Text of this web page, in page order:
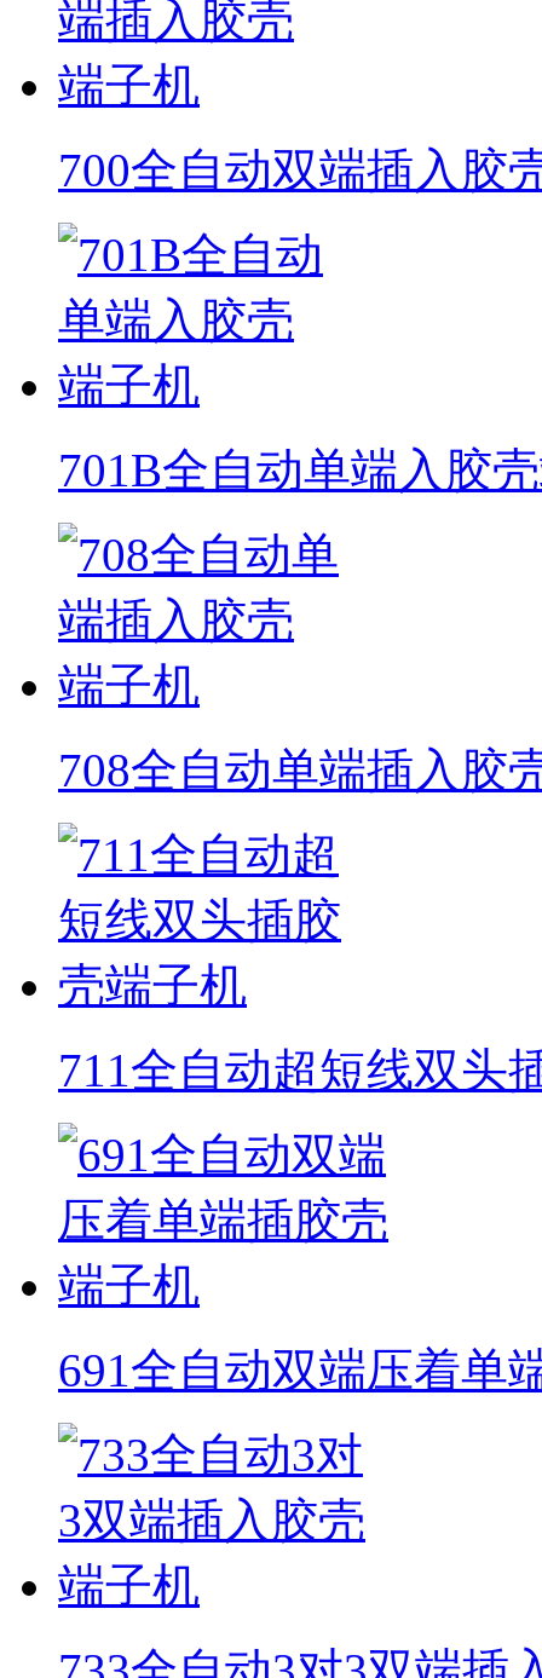
700全自动双端插入胶
701B全自动单端入胶
708全自动单端插入胶
711全自动超短线双头
691全自动双端压着单